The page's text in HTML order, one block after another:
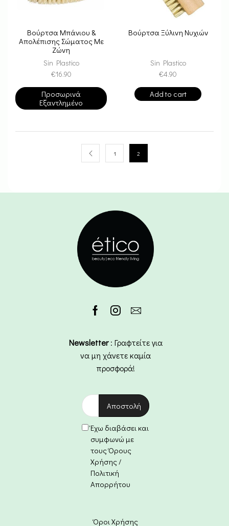
Βούρτσα Μπάνιου &
Απολέπισης Σώματος Με
Ζώνη
Sin Plastico
€16.90
Προσωρινά
Εξαντλημένο
Βούρτσα Ξύλινη Νυχιών
Sin Plastico
€4.90
Add to cart
1 2
Newsletter: Γραφτείτε για
να μη χάνετε καμία
προσφορά!
Έχω διαβάσει και
συμφωνώ με
τους Όρους
Χρήσης /
Πολιτική
Απορρήτου
Όροι Χρήσης